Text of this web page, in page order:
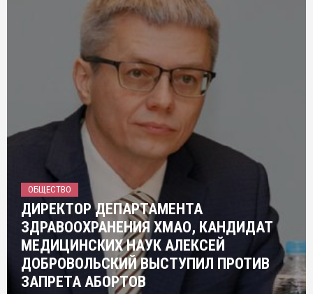
ОБЩЕСТВО
ДИРЕКТОР ДЕПАРТАМЕНТА
ЗДРАВООХРАНЕНИЯ ХМАО, КАНДИДАТ
МЕДИЦИНСКИХ НАУК АЛЕКСЕЙ
ДОБРОВОЛЬСКИЙ ВЫСТУПИЛ ПРОТИВ
ЗАПРЕТА АБОРТОВ